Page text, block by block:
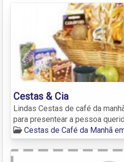
Cestas & Cia
Lindas Cestas de café da
para presentear a pessoa
Cestas de Café da Manhã